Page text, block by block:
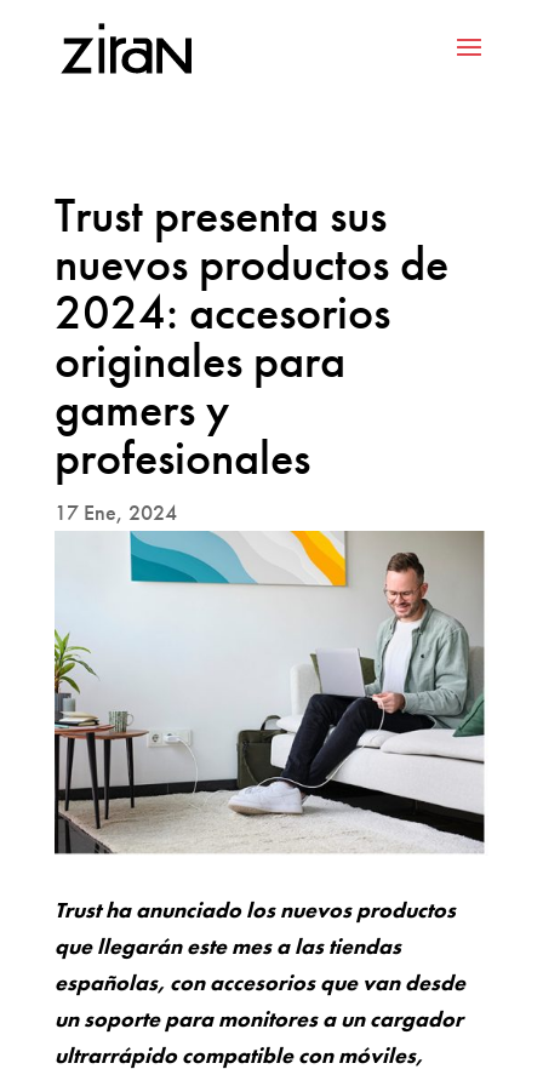
Trust presenta sus
nuevos productos de
2024: accesorios
originales para
gamers y
profesionales
17 Ene, 2024
Trust ha anunciado los nuevos productos
que llegarán este mes a las tiendas
españolas, con accesorios que van desde
un soporte para monitores a un cargador
ultrarrápido compatible con móviles,